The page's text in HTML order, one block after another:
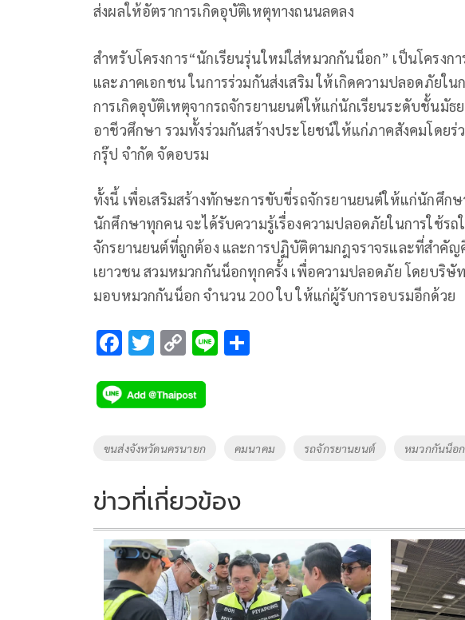
ส่งผลให้อัตราการเกิดอุบัติเหตุทางถนนลดลง
สำหรับโครงการ“นักเรียนรุ่นใหม่ใส่หมวกกันน็อก” เป็นโครงก
และภาคเอกชน ในการร่วมกันส่งเสริม ให้เกิดความปลอดภัยใ
การเกิดอุบัติเหตุจากรถจักรยานยนต์ให้แก่นักเรียนระดับชั้นมั
อาชีวศึกษา รวมทั้งร่วมกันสร้างประโยชน์ให้แก่ภาคสังคมโดย
กรุ๊ป จำกัด จัดอบรม
ทั้งนี้ เพื่อเสริมสร้างทักษะการขับขี่รถจักรยานยนต์ให้แก่นักศึก
นักศึกษาทุกคน​ จะได้รับความรู้เรื่องความปลอดภัยในการใช้รถ
จักรยานยนต์ที่ถูกต้อง และการปฏิบัติตามกฎจราจรและที่สำคัญ
เยาวชน สวมหมวกกันน็อกทุกครั้ง เพื่อความปลอดภัย โดยบริษั
มอบหมวกกันน็อก จำนวน 200 ใบ ให้แก่ผู้รับการอบรมอีกด้วย
F
e
b
o
k
T
tt
er
C
p
y
Li
k
Li
Tags
ขนส่งจังหวัดนครนายก คมนาคม รถจักรยานยนต์ หมวกกันน็อก
ข่าวที่เกี่ยวข้อง